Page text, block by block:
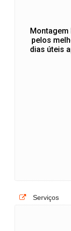
Montagem
pelos
dias úteis
Serviços